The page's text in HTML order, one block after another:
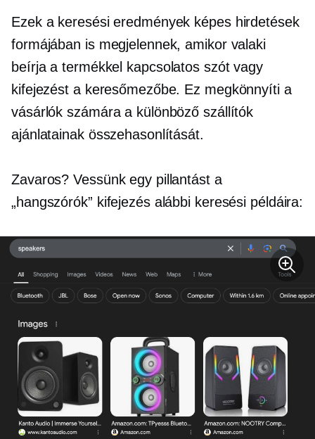
Ezek a keresési eredmények képes hirdetések
formájában is megjelennek, amikor valaki
beírja atermékkel kapcsolatos szót vagy
kifejezést a keresőmezőbe. Ez megkönnyíti a
vásárlók számára a különböző szállítók
ajánlatainak összehasonlítását.
Zavaros? Vessünk egy pillantást a
„hangszórók” kifejezés alábbi keresési példáira: